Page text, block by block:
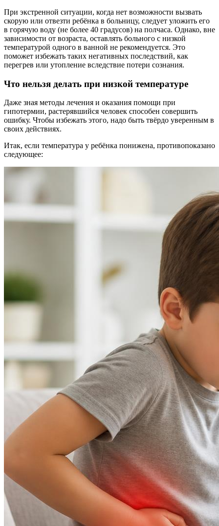
При экстренной ситуации, когда нет возможности вызвать
скорую или отвезти ребёнка в больницу, следует уложить его
в горячую воду (не более 40 градусов) на полчаса. Однако, вне
зависимости от возраста, оставлять больного с низкой
температурой одного в ванной не рекомендуется. Это
поможет избежать таких негативных последствий, как
перегрев или утопление вследствие потери сознания.
Что нельзя делать при низкой температуре
Даже зная методы лечения и оказания помощи при
гипотермии, растерявшийся человек способен совершить
ошибку. Чтобы избежать этого, надо быть твёрдо уверенным в
своих действиях.
Итак, если температура у ребёнка понижена, противопоказано
следующее: